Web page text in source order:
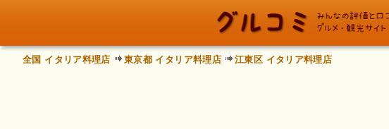
全国 イタリア料理店 東京都 イタリア料理店 江東区 イタリア料理店